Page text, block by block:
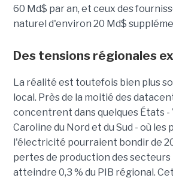
60 Md$ par an, et ceux des
naturel d'environ 20 Md$
Des tensions régionales
La réalité est toutefois bien plus
local. Près de la moitié des
concentrent dans quelques États -
Caroline du Nord et du Sud - où les
l'électricité pourraient bondir de
pertes de production des
atteindre 0,3 % du PIB régional.